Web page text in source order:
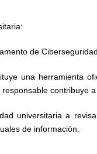
de
una herramienta
contribuye
universitaria a
de información.